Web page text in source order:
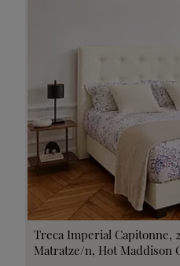
Treca Imperial Capitonne,
Matratze/n, Hot Maddison